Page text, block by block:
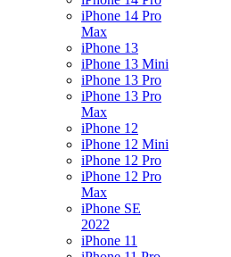
iPhone 14 Pro
Max
iPhone 13
iPhone 13 Mini
iPhone 13 Pro
iPhone 13 Pro
Max
iPhone 12
iPhone 12 Mini
iPhone 12 Pro
iPhone 12 Pro
Max
iPhone SE
2022
iPhone 11